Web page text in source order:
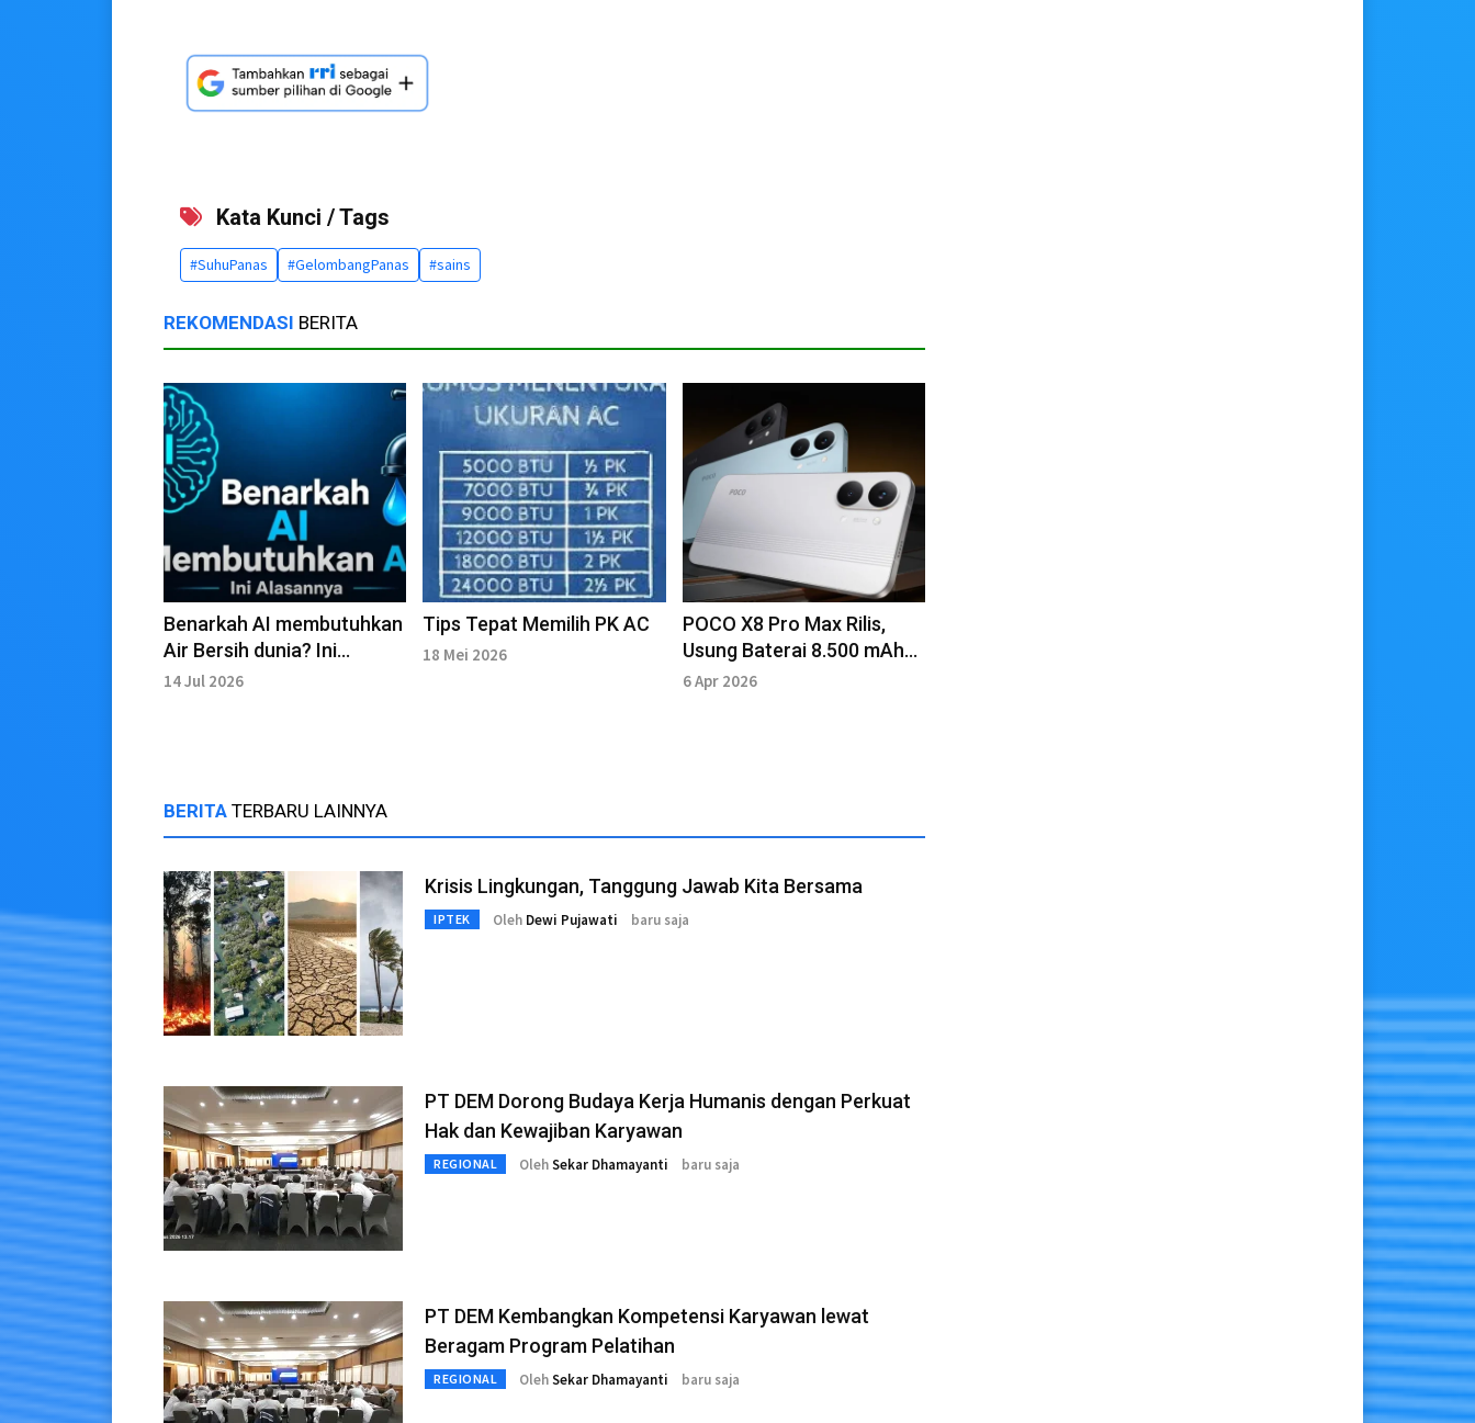
Kata Kunci / Tags
#SuhuPanas #GelombangPanas #sains
REKOMENDASI BERITA
Benarkah AI membutuhkan
Air Bersih dunia? Ini
alasannya
14 Jul 2026
Tips Tepat Memilih PK AC
18 Mei 2026
POCO X8 Pro Max Rilis,
Usung Baterai 8.500 mAh
dan Dimensity 9500s
6 Apr 2026
BERITA TERBARU LAINNYA
Krisis Lingkungan, Tanggung Jawab Kita Bersama
IPTEK Oleh Dewi Pujawati baru saja
PT DEM Dorong Budaya Kerja Humanis dengan Perkuat
Hak dan Kewajiban Karyawan
REGIONAL OlehSekar Dhamayanti baru saja
PT DEM Kembangkan Kompetensi Karyawan lewat
Beragam Program Pelatihan
REGIONAL OlehSekar Dhamayanti baru saja